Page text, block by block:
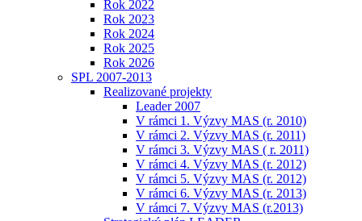
Rok 2022
Rok 2023
Rok 2024
Rok 2025
Rok 2026
SPL 2007-2013
Realizované projekty
Leader 2007
V rámci 1. Výzvy MAS (r. 2010)
V rámci 2. Výzvy MAS (r. 2011)
V rámci 3. Výzvy MAS ( r. 2011)
V rámci 4. Výzvy MAS (r. 2012)
V rámci 5. Výzvy MAS (r. 2012)
V rámci 6. Výzvy MAS (r. 2013)
V rámci 7. Výzvy MAS (r.2013)